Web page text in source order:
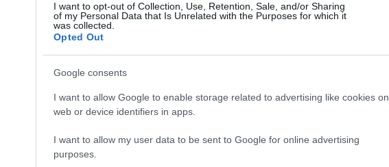
I want to opt-out of Collection, Use, Retention, Sale, and/or Sharing
of my Personal Data that Is Unrelated with the Purposes for which it
was collected.
Opted Out
Google consents
I want to allow Google to enable storage related to advertising like cookies on
web or device identifiers in apps.
I want to allow my user data to be sent to Google for online advertising
purposes.